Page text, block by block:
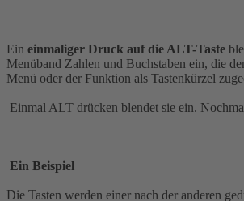
Ein einmaliger Druck auf die ALT-Taste
Menüband Zahlen und Buchstaben ein, die
Menü oder der Funktion als Tastenkürzel
Einmal ALT drücken blendet sie ein.
Ein Beispiel
Die Tasten werden einer nach der anderen